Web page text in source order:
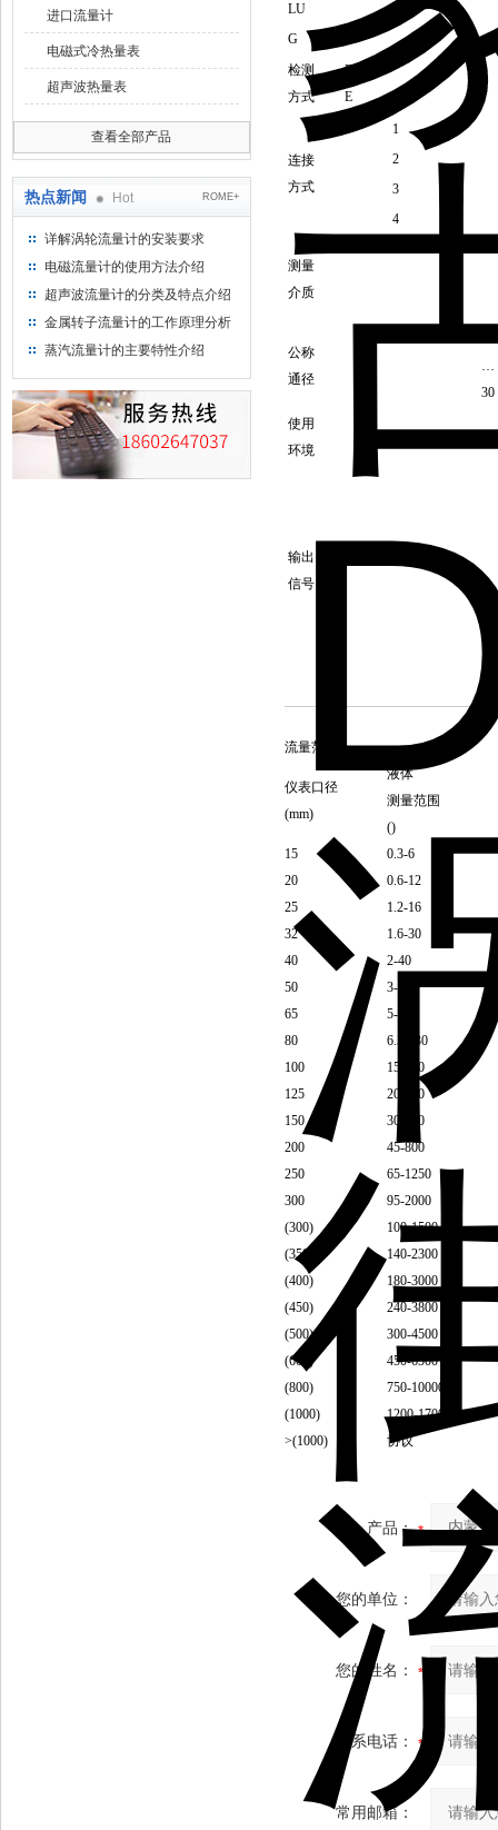
进口流量计
电磁式冷热量表
超声波热量表
查看全部产品
热点新闻 Hot ROME+
详解涡轮流量计的安装要求
电磁流量计的使用方法介绍
超声波流量计的分类及特点介绍
金属转子流量计的工作原理分析
蒸汽流量计的主要特性介绍
LU
G
检测
方式
B
E
连接
方式
1
2
3
4
测量
介质
公称
通径
…
30
使用
环境
输出
信号
流量范围：
仪表口径
(mm)
液体
测量范围
()
15
0.3-6
20
0.6-12
25
1.2-16
32
1.6-30
40
2-40
50
3-60
65
5-100
80
6.5-130
100
15-220
125
20-340
150
30-450
200
45-800
250
65-1250
300
95-2000
(300)
100-1500
(350)
140-2300
(400)
180-3000
(450)
240-3800
(500)
300-4500
(600)
450-6500
(800)
750-10000
(1000)
1200-17000
>(1000)
协议
产品：
您的单位：
您的姓名：
联系电话：
常用邮箱：